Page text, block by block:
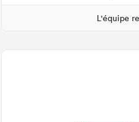
L'équipe